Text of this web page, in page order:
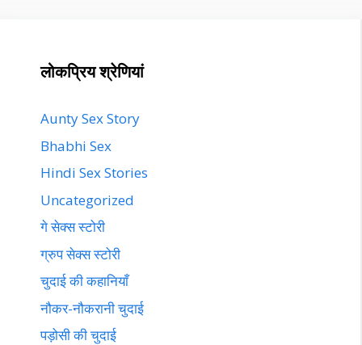
लोकप्रिय श्रेणियां
Aunty Sex Story
Bhabhi Sex
Hindi Sex Stories
Uncategorized
गे सेक्स स्टोरी
ग्रुप सेक्स स्टोरी
चुदाई की कहानियाँ
नौकर-नौकरानी चुदाई
पड़ोसी की चुदाई